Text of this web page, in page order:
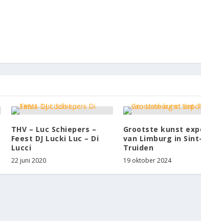
THV – Luc Schiepers –
Feest DJ Lucki Luc – Di
Lucci
22 juni 2020
Grootste kunst
van Limburg in Sint-
Truiden
19 oktober 2024